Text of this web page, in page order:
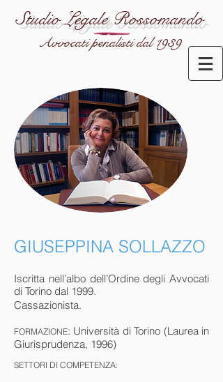
Studio Legale Rossomando
Avvocati penalisti dal 1939
GIUSEPPINA SOLLAZZO
Iscritta nell’albo dell’Ordine degli Avvocati
di Torino dal 1999.
Cassazionista.
FORMAZIONE: Università di Torino (Laurea in
Giurisprudenza, 1996)
SETTORI DI COMPETENZA: